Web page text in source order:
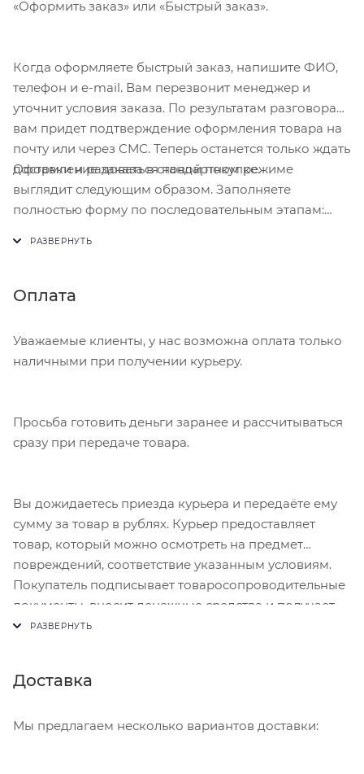
«Оформить заказ» или «Быстрый заказ».
Когда оформляете быстрый заказ, напишите ФИО,
телефон и e-mail. Вам перезвонит менеджер и
уточнит условия заказа. По результатам разговора
вам придет подтверждение оформления товара на
почту или через СМС. Теперь останется только ждать
доставки и радоваться новой покупке.
Оформление заказа в стандартном режиме
выглядит следующим образом. Заполняете
полностью форму по последовательным этапам:
Нажмите кнопку «Оформить заказ».
Оплата
Уважаемые клиенты, у нас возможна оплата только
наличными при получении курьеру.
Просьба готовить деньги заранее и рассчитываться
сразу при передаче товара.
Вы дожидаетесь приезда курьера и передаёте ему
сумму за товар в рублях. Курьер предоставляет
товар, который можно осмотреть на предмет
повреждений, соответствие указанным условиям.
Покупатель подписывает товаросопроводительные
документы, вносит денежные средства и получает
чек.
Доставка
Мы предлагаем несколько вариантов доставки: